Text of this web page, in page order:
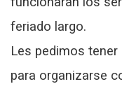
feriado largo.
Les pedimos
para organizarse